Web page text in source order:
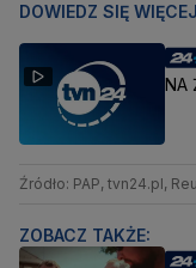
DOWIEDZ SIĘ
NA
Źródło: PAP, tvn24.pl,
ZOBACZ TAKŻE: